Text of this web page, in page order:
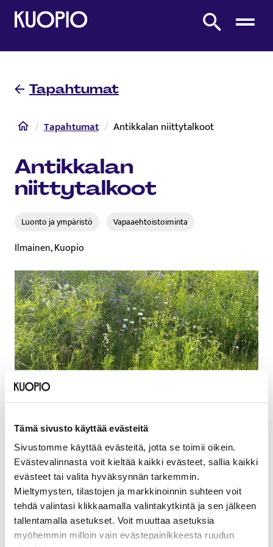
Tämä sivusto käyttää evästeitä
Sivustomme käyttää evästeitä, jotta se toimii oikein.
Evästevalinnasta voit kieltää kaikki evästeet, sallia kaikki
evästeet tai valita hyväksynnän tarkemmin.
Mieltymysten, tilastojen ja markkinoinnin suhteen voit
tehdä valintasi klikkaamalla valintakytkintä ja sen jälkeen
tallentamalla asetukset. Voit muuttaa asetuksia
myöhemmin milloin vain evästepainikkeesta ruudun
Etusivulle
Etsi sivustolta
Tapahtumat
Etusivu
Tapahtumat Antikkalan niittytalkoot
Antikkalan
niittytalkoot
Luonto ja ympäristö Vapaaehtoistoiminta
Ilmainen, Kuopio
Päivämäärät
24.6.2026
Sijainti
Ala-Antikkala